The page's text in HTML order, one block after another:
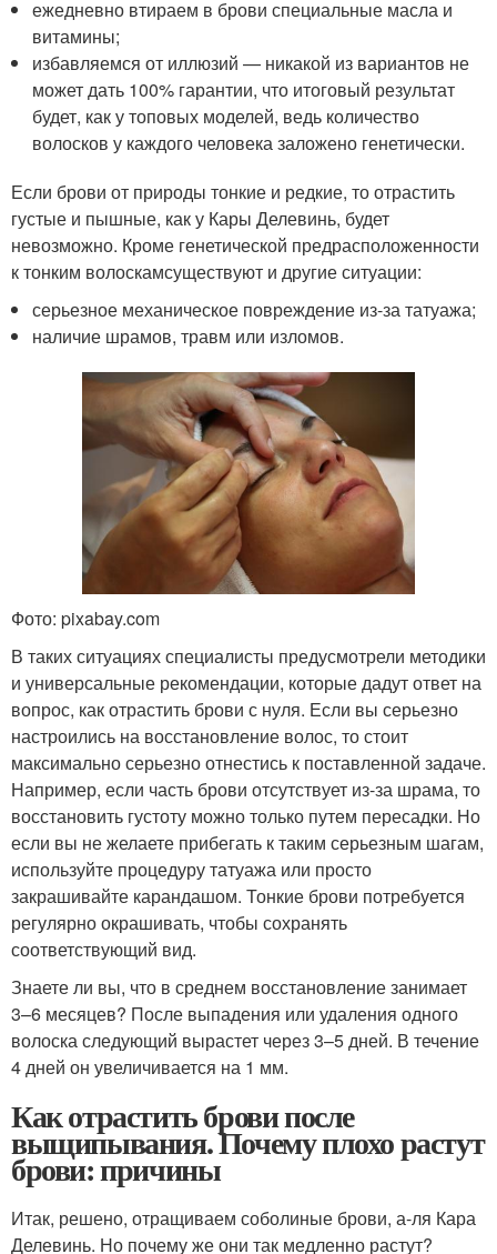
ежедневно втираем в брови специальные масла и
витамины;
избавляемся от иллюзий — никакой из вариантов не
может дать 100% гарантии, что итоговый результат
будет, как у топовых моделей, ведь количество
волосков у каждого человека заложено генетически.
Если брови от природы тонкие и редкие, то отрастить
густые и пышные, как у Кары Делевинь, будет
невозможно. Кроме генетической предрасположенности
к тонким волоскамсуществуют и другие ситуации:
серьезное механическое повреждение из-за татуажа;
наличие шрамов, травм или изломов.
Фото: pixabay.com
В таких ситуациях специалисты предусмотрели методики
и универсальные рекомендации, которые дадут ответ на
вопрос, как отрастить брови с нуля. Если вы серьезно
настроились на восстановление волос, то стоит
максимально серьезно отнестись к поставленной задаче.
Например, если часть брови отсутствует из-за шрама, то
восстановить густоту можно только путем пересадки. Но
если вы не желаете прибегать к таким серьезным шагам,
используйте процедуру татуажа или просто
закрашивайте карандашом. Тонкие брови потребуется
регулярно окрашивать, чтобы сохранять
соответствующий вид.
Знаете ли вы, что в среднем восстановление занимает
3–6 месяцев? После выпадения или удаления одного
волоска следующий вырастет через 3–5 дней. В течение
4 дней он увеличивается на 1 мм.
Как отрастить брови после
выщипывания. Почему плохо растут
брови: причины
Итак, решено, отращиваем соболиные брови, а-ля Кара
Делевинь. Но почему же они так медленно растут?